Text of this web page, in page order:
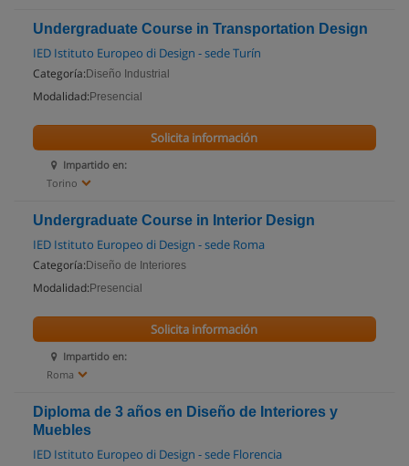
Undergraduate Course in Transportation Design
IED Istituto Europeo di Design - sede Turín
Categoría: Diseño Industrial
Modalidad: Presencial
Impartido en:
Torino
Solicita información
Undergraduate Course in Interior Design
IED Istituto Europeo di Design - sede Roma
Categoría: Diseño de Interiores
Modalidad: Presencial
Impartido en:
Roma
Solicita información
Diploma de 3 años en Diseño de Interiores y
Muebles
IED Istituto Europeo di Design - sede Florencia